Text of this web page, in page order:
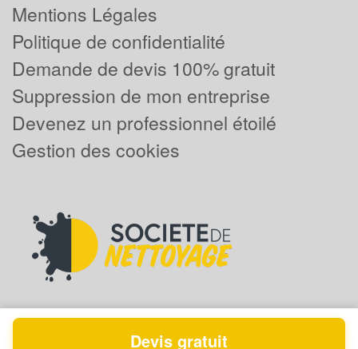
Mentions Légales
Politique de confidentialité
Demande de devis 100% gratuit
Suppression de mon entreprise
Devenez un professionnel étoilé
Gestion des cookies
Devis gratuit